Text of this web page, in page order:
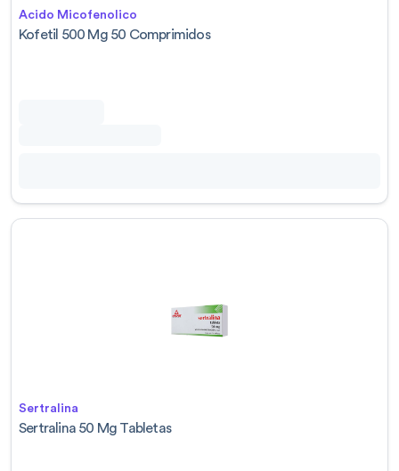
Acido Micofenolico
Kofetil 500 Mg 50 Comprimidos
Sertralina
Sertralina 50 Mg Tabletas